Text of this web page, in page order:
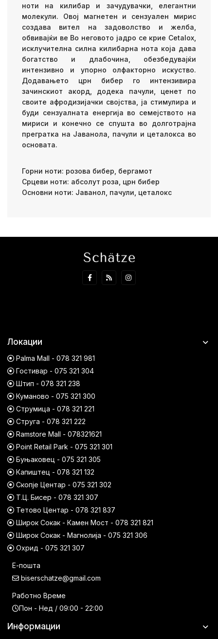
ноти на килибар и зачудувачки, елегантни
молекули. Овој магнетен и сензуален мирис
создава вител на задоволство и желба,
обвивајќи ве Во неговото јадро се крие Cetalox,
исклучителна силна килибарна нота која дава
богатство и длабочина, обезбедувајќи
интензивно и упорно олфакторно искуство.
Додавањето црн бибер го интензивира
зачинскиот акорд, додека пачули, ценет по
своите афродизијачки својства, ја стимулира и
буди сензуалната енергија во семејството на
мириси и конечно се спушта во долготрајна
прегратка на Јаванола, пачули и цеталокса во
основата.
Горни ноти: розова бибер, бергамот
Срцеви ноти: абсолут роза, црн бибер
Основни ноти: Јаванол, пачули, цеталокс
Локации
Palma Mall - 078 321 981
Гостивар - 075 321 304
Штип - 078 321 238
Куманово - 075 321 300
Струмица - 078 321 221
Струга - 078 321 222
Ramstore Mall - 078321621
Point Retail Park - 075 321 301
Буњаковец - 075 321 305
Капиштец - 078 321 132
Скопје Центар - 075 321 302
Т.Ц. Бисер - 078 321 307
Тетово Центар - 078 321 837
Широк Сокак - Камен Мост - 078 321 821
Широк Сокак - Магнолија - 075 321 306
Охрид - 075 321 307
Е-пошта
biserschatze@gmail.com
Работно Време
Пон - Нед / 09:00 - 22:00
Информации